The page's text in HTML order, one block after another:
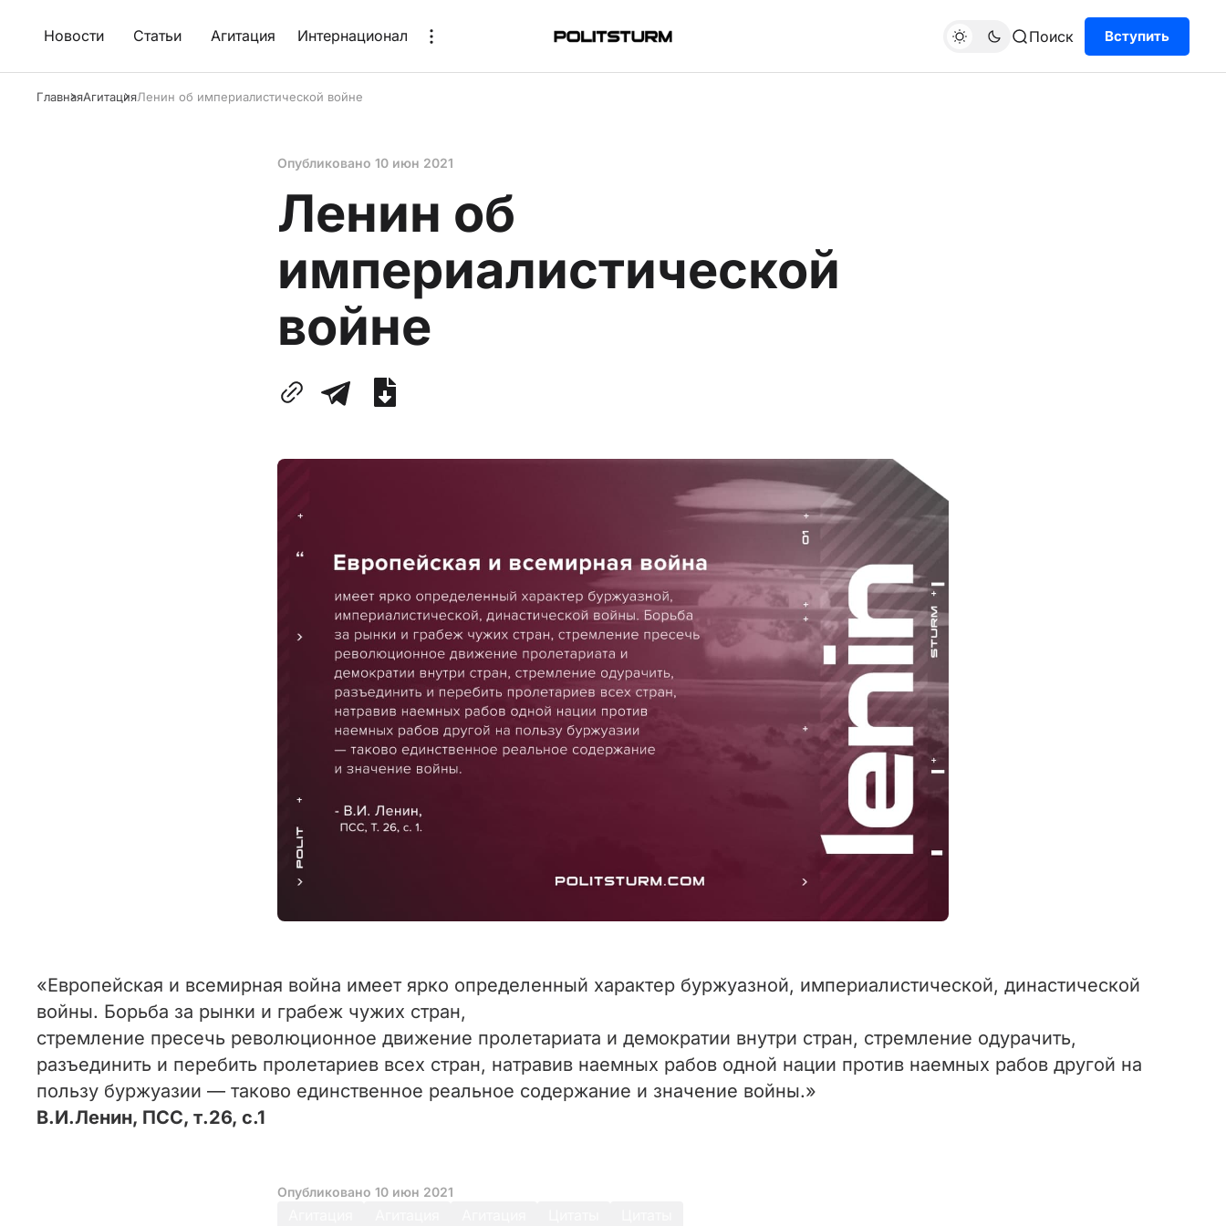
Новости Статьи Агитация Интернационал Поиск Вступить
ГлавнаяАгитацияЛенин об империалистической войне
Опубликовано 10 июн 2021
Ленин об
империалистической
войне
«Европейская и всемирная война имеет ярко определенный характер буржуазной, империалистической, династической
войны. Борьба за рынки и грабеж чужих стран,
стремление пресечь революционное движение пролетариата и демократии внутри стран, стремление одурачить,
разъединить и перебить пролетариев всех стран, натравив наемных рабов одной нации против наемных рабов другой на
пользу буржуазии — таково единственное реальное содержание и значение войны.»
В.И.Ленин, ПСС, т.26, с.1
Опубликовано 10 июн 2021